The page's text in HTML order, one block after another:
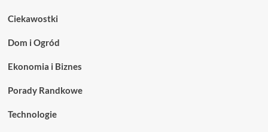
Ciekawostki
Dom i Ogród
Ekonomia i Biznes
Porady Randkowe
Technologie